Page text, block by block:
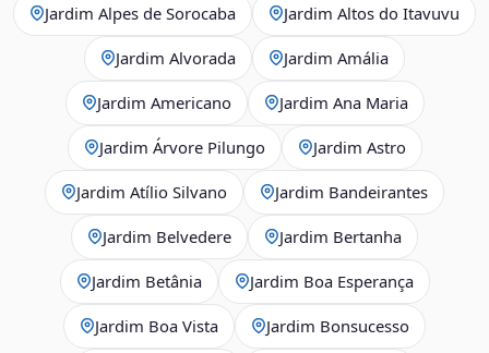
Jardim Alpes de Sorocaba Jardim Altos do Itavuvu
Jardim Alvorada Jardim Amália
Jardim Americano Jardim Ana Maria
Jardim Árvore Pilungo Jardim Astro
Jardim Atílio Silvano Jardim Bandeirantes
Jardim Belvedere Jardim Bertanha
Jardim Betânia Jardim Boa Esperança
Jardim Boa Vista Jardim Bonsucesso